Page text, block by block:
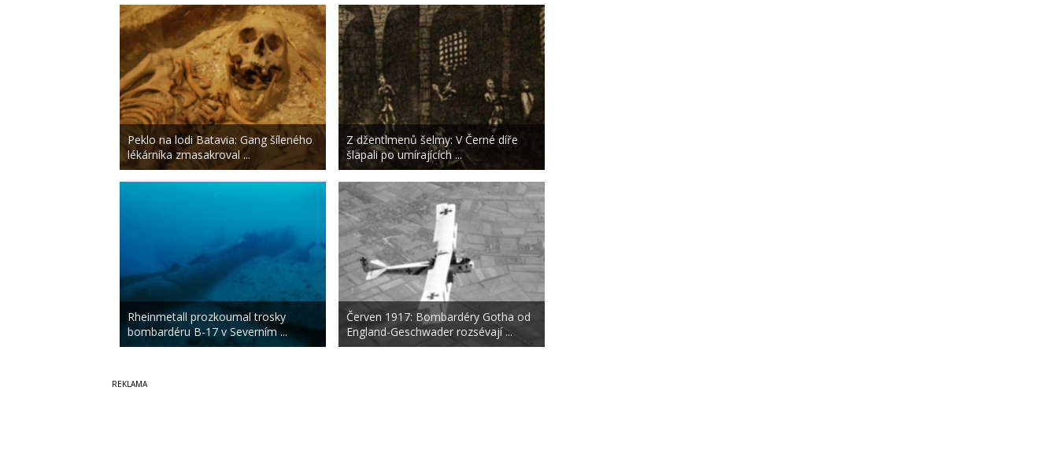
Peklo na lodi Batavia: Gang šíleného
lékárníka zmasakroval ...
Rheinmetall prozkoumal trosky
bombardéru B-17 v Severním ...
Z džentlmenů šelmy: V Černé díře
šlapali po umírajících ...
Červen 1917: Bombardéry Gotha od
England-Geschwader rozsévají ...